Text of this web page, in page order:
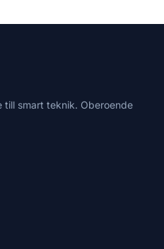
till smart teknik. Oberoende